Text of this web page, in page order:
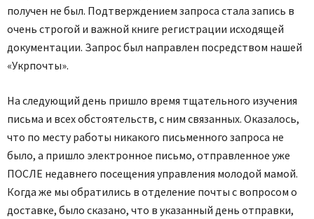
получен не был. Подтверждением запроса стала запись в
очень строгой и важной книге регистрации исходящей
документации. Запрос был направлен посредством нашей
«Укрпочты».
На следующий день пришло время тщательного изучения
письма и всех обстоятельств, с ним связанных. Оказалось,
что по месту работы никакого письменного запроса не
было, а пришло электронное письмо, отправленное уже
ПОСЛЕ недавнего посещения управления молодой мамой.
Когда же мы обратились в отделение почты с вопросом о
доставке, было сказано, что в указанный день отправки,